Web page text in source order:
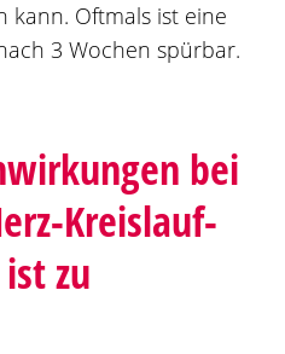
kann. Oftmals ist eine
3 Wochen spürbar.
bei
Kreislauf-
zu